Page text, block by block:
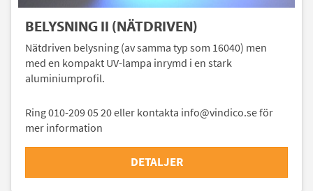
BELYSNING II (NÄTDRIVEN)
Nätdriven belysning (av samma typ som 16040) men
med en kompakt UV-lampa inrymd i en stark
aluminiumprofil.
Ring 010-209 05 20 eller kontakta info@vindico.se för
mer information
DETALJER